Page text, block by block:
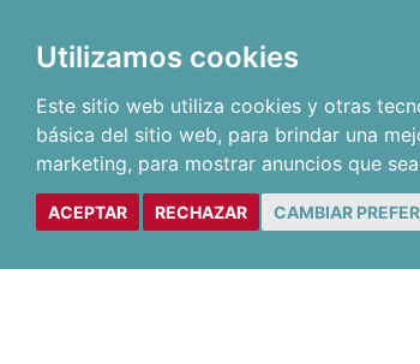
Utilizamos cookies
Este sitio web utiliza cookies y otras
básica del sitio web, para brindar una
marketing, para mostrar anuncios que
ACEPTAR RECHAZAR CAMBIAR